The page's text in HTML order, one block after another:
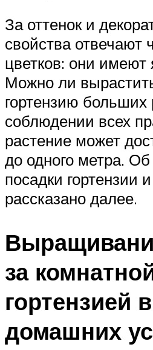
За оттенок и
свойства отвечают
цветков: они имеют
Можно ли
гортензию
соблюдении всех
растение может
до одного метра.
посадки гортензии
рассказано далее.
за
гортензией в
домашних